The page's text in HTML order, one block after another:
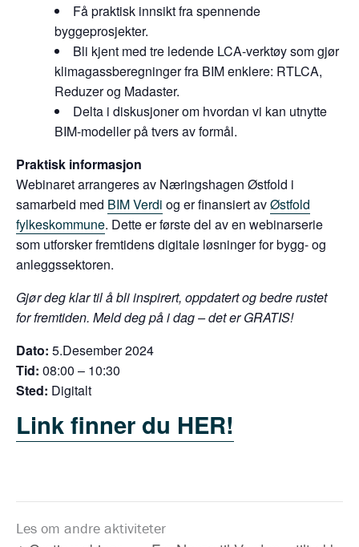
Få praktisk innsikt fra spennende
byggeprosjekter.
Bli kjent med tre ledende LCA-verktøy som gjør
klimagassberegninger fra BIM enklere: RTLCA,
Reduzer og Madaster.
Delta i diskusjoner om hvordan vi kan utnytte
BIM-modeller på tvers av formål.
Praktisk informasjon
Webinaret arrangeres av Næringshagen Østfold i
samarbeid med BIM Verdi og er finansiert avØstfold
fylkeskommune. Dette er første del av en webinarserie
som utforsker fremtidens digitale løsninger for bygg- og
anleggssektoren.
Gjør deg klar til å bli inspirert, oppdatert og bedre rustet
for fremtiden. Meld deg på i dag – det er GRATIS!
Dato: 5.Desember 2024
Tid: 08:00 – 10:30
Sted: Digitalt
Link finner du HER!
Les om andre aktiviteter